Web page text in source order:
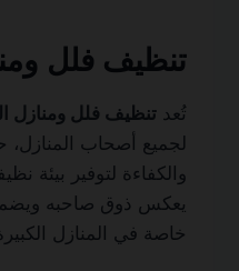
تنظيف فلل
تُعد تنظيف فلل ومنازل
لجميع أصحاب
والكفاءة لتوفير بيئة
يعكس ذوق صاحبه
خاصة في المنازل